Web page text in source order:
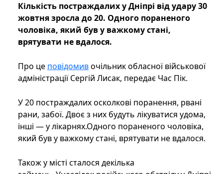
Кількість постраждалих у Дніпрі від удару 30
жовтня зросла до 20. Одного пораненого
чоловіка, який був у важкому стані,
врятувати не вдалося.
Про це повідомивочільник обласної військової
адміністрації Сергій Лисак, передає Час Пік.
У 20 постраждалих осколкові поранення, рвані
рани, забої. Двоє з них будуть лікуватися удома,
інші — у лікарнях.Одного пораненого чоловіка,
який був у важкому стані, врятувати не вдалося.
Також у місті сталося декілька